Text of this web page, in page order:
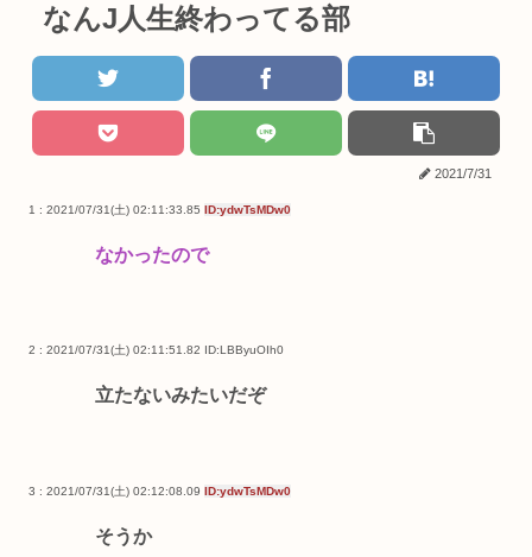
なんJ人生終わってる部
2021/7/31
1 : 2021/07/31(土) 02:11:33.85 ID:ydwTsMDw0
なかったので
2 : 2021/07/31(土) 02:11:51.82 ID:LBByuOIh0
立たないみたいだぞ
3 : 2021/07/31(土) 02:12:08.09 ID:ydwTsMDw0
そうか